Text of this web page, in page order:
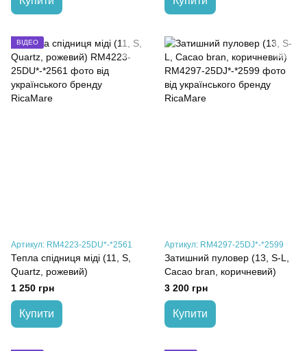
ВІДЕО
Артикул: RM4223-25DU*-*2561
Тепла спідниця міді (11, S,
Quartz, рожевий)
1 250 грн
Купити
Артикул: RM4297-25DJ*-*2599
Затишний пуловер (13, S-L,
Cacao bran, коричневий)
3 200 грн
Купити